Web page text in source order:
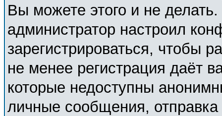
Вы можете этого и не делать.
администратор настроил
зарегистрироваться, чтобы
не менее регистрация даёт
которые недоступны
личные сообщения,